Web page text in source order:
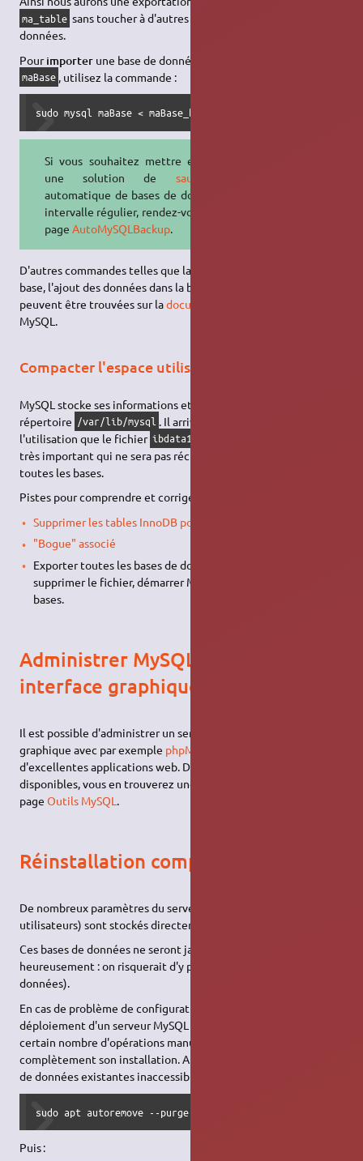
ma_table sans toucher à d'autres tables de la base des
données.
Pourimporter une base de données ou une sauvegarde sur
maBase , utilisez la commande :
sudo mysql maBase < maBase_backup.sql
Si vous souhaitez mettre en place
une solution de sauvegarde
automatique de bases de données à
intervalle régulier, rendez-vous sur la
page AutoMySQLBackup.
D'autres commandes telles que la suppression des tables, de la
base, l'ajout des données dans la base des données, etc.
peuvent être trouvées sur ladocumentation officielle
MySQL.
Compacter l'espace utilisé par ibdata1
MySQL stocke ses informations et bases de données dans le
répertoire /var/lib/mysql . Il arrive avec le temps et
l'utilisation que le fichier ibdata1
très important qui ne sera pas récupéré même en supprimant
toutes les bases.
Pistes pour comprendre et corriger ce problème :
Supprimer les tables InnoDB pour récupérer l'espace
"Bogue" associé
Exporter toutes les bases de données, arrêter MySQL,
supprimer le fichier, démarrer MySQL et importer toutes les
bases.
Administrer MySQL via une une
interface graphique
Il est possible d'administrer un serveur MySQL via une interface
graphique avec par exemple phpMyAdmin
d'excellentes applications web. D'autres outils sont
disponibles, vous en trouverez une liste non exhaustive sur la
pageOutils MySQL .
Réinstallation complète
De nombreux paramètres du serveur MySQL (tels que ses
utilisateurs) sont stockés directement en base de données.
Ces bases de données ne seront jamais supprimées par
heureusement : on risquerait d'y perdre de précieuses
données).
En cas de problème de configuration lors d'un premier
déploiement d'un serveur MySQL on doit donc effectuer un
certain nombre d'opérations manuelles afin de réinitialiser
complètement son installation. Attention cela rendra les bases
de données existantes inaccessibles !
sudo apt autoremove --purge ~n^mysql-server ~n^mariadb-
Puis :